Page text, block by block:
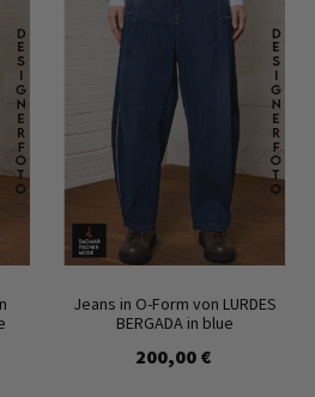
Jeans in O-Form von LURDES
BERGADA in blue
200,00 €